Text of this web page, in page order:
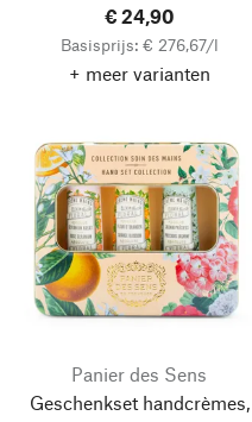
€ 24,90
Basisprijs: € 276,67/l
+ meer varianten
Panier des Sens
Geschenkset handcrèmes,